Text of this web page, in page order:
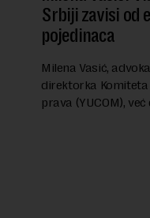
Srbiji zavisi od
pojedinaca
Milena Vasić,
direktorka
prava (YUCOM),